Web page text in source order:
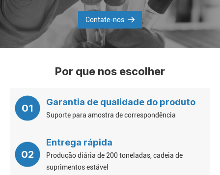
Contate-nos
Por que nos escolher
01
Garantia de qualidade do produto
Suporte para amostra de correspondência
02
Entrega rápida
Produção diária de 200 toneladas, cadeia de
suprimentos estável